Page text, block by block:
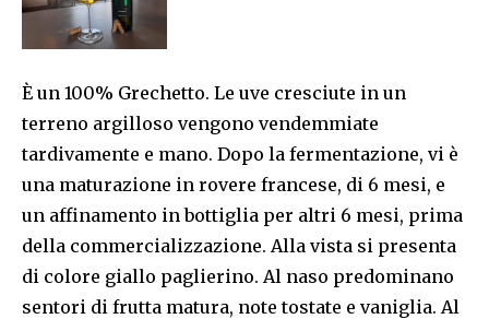
È un 100% Grechetto. Le uve cresciute in un
terreno argilloso vengono vendemmiate
tardivamente e mano. Dopo la fermentazione, vi è
una maturazione in rovere francese, di 6 mesi, e
un affinamento in bottiglia per altri 6 mesi, prima
della commercializzazione. Alla vista si presenta
di colore giallo paglierino. Al naso predominano
sentori di frutta matura, note tostate e vaniglia. Al